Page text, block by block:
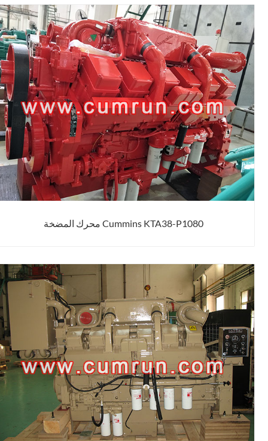
Cummins KTA38-P1080 محرك المضخة